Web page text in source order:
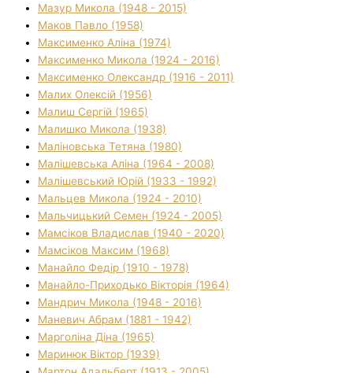
Мазур Микола (1948 - 2015)
Маков Павло (1958)
Максименко Аліна (1974)
Максименко Микола (1924 - 2016)
Максименко Олександр (1916 - 2011)
Малих Олексій (1956)
Малиш Сергій (1965)
Малишко Микола (1938)
Маліновська Тетяна (1980)
Малішевська Аліна (1964 - 2008)
Малішевський Юрій (1933 - 1992)
Мальцев Микола (1924 - 2010)
Мальчицький Семен (1924 - 2005)
Мамсіков Владислав (1940 - 2020)
Мамсіков Максим (1968)
Манайло Федір (1910 - 1978)
Манайло-Приходько Вікторія (1964)
Мандрич Микола (1948 - 2016)
Маневич Абрам (1881 - 1942)
Марголіна Діна (1965)
Маринюк Віктор (1939)